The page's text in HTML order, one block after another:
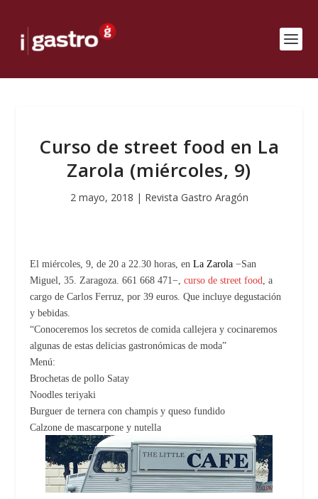
Curso de street food en La
Zarola (miércoles, 9)
2 mayo, 2018 | Revista Gastro Aragón
El miércoles, 9, de 20 a 22.30 horas, en La Zarola −San
Miguel, 35. Zaragoza. 661 668 471−, curso de street food,a
cargo de Carlos Ferruz, por 39 euros. Que incluye degustación
y bebidas.
“Conoceremos los secretos de comida callejera y cocinaremos
algunas de estas delicias gastronómicas de moda”
Menú:
Brochetas de pollo Satay
Noodles teriyaki
Burguer de ternera con champis y queso fundido
Calzone de mascarpone y nutella